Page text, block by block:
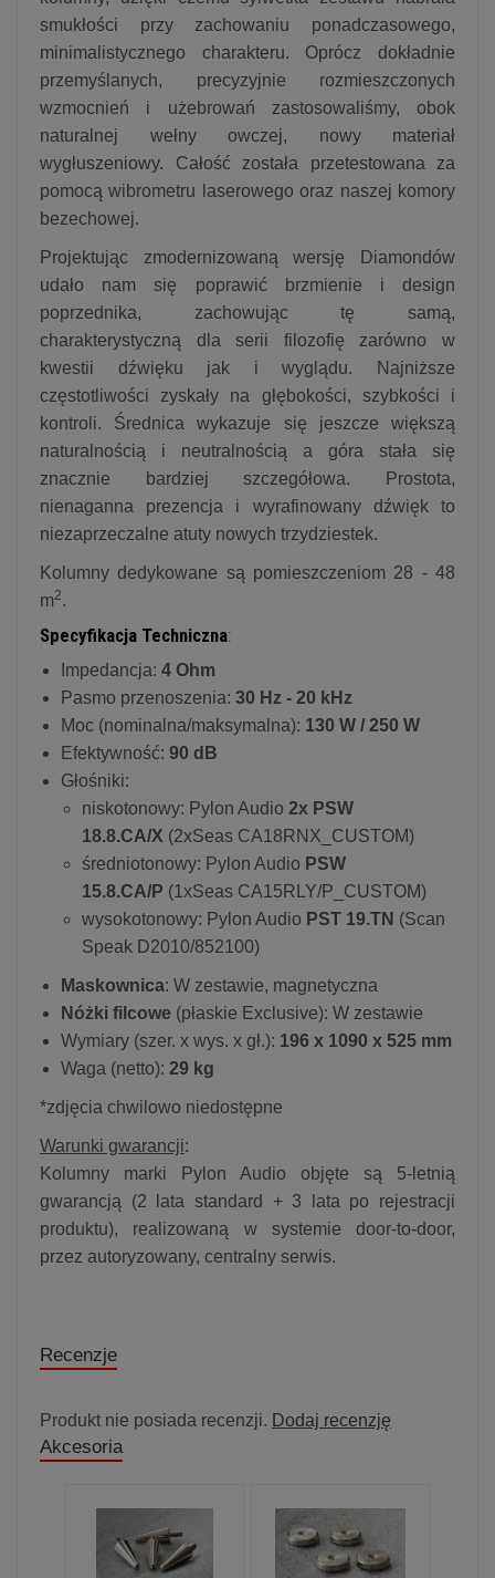
smukłości przy zachowaniu ponadczasowego,
minimalistycznego charakteru. Oprócz dokładnie
przemyślanych, precyzyjnie rozmieszczonych
wzmocnień i użebrowań zastosowaliśmy, obok
naturalnej wełny owczej, nowy materiał
wygłuszeniowy. Całość została przetestowana za
pomocą wibrometru laserowego oraz naszej komory
bezechowej.
Projektując zmodernizowaną wersję Diamondów
udało nam się poprawić brzmienie i design
poprzednika, zachowując tę samą,
charakterystyczną dla serii filozofię zarówno w
kwestii dźwięku jak i wyglądu. Najniższe
częstotliwości zyskały na głębokości, szybkości i
kontroli. Średnica wykazuje się jeszcze większą
naturalnością i neutralnością a góra stała się
znacznie bardziej szczegółowa. Prostota,
nienaganna prezencja i wyrafinowany dźwięk to
niezaprzeczalne atuty nowych trzydziestek.
Kolumny dedykowane są pomieszczeniom 28 - 48
m2.
Specyfikacja Techniczna:
Impedancja: 4 Ohm
Pasmo przenoszenia: 30 Hz - 20 kHz
Moc (nominalna/maksymalna): 130 W / 250 W
Efektywność: 90 dB
Głośniki:
niskotonowy: Pylon Audio 2x PSW
18.8.CA/X (2xSeas CA18RNX_CUSTOM)
średniotonowy: Pylon Audio PSW
15.8.CA/P (1xSeas CA15RLY/P_CUSTOM)
wysokotonowy: Pylon Audio PST 19.TN (Scan
Speak D2010/852100)
Maskownica: W zestawie, magnetyczna
Nóżki filcowe (płaskie Exclusive): W zestawie
Wymiary (szer. x wys. x gł.): 196 x 1090 x 525 mm
Waga (netto): 29 kg
*zdjęcia chwilowo niedostępne
Warunki gwarancji:
Kolumny marki Pylon Audio objęte są 5-letnią
gwarancją (2 lata standard + 3 lata po rejestracji
produktu), realizowaną w systemie door-to-door,
przez autoryzowany, centralny serwis.
Recenzje
Produkt nie posiada recenzji. Dodaj recenzję
Akcesoria